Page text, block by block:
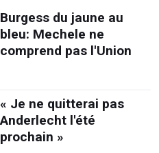
Burgess du jaune au
bleu: Mechele ne
comprend pas l'Union
« Je ne quitterai pas
Anderlecht l'été
prochain »